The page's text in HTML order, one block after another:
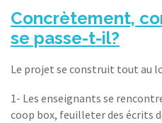
Concrètement,
se passe-t-il?
Le projet se construit tout au
1- Les enseignants se
coop box, feuilleter des écrits